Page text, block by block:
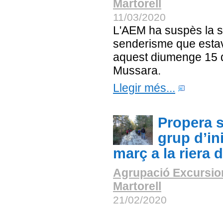
Martorell
11/03/2020
L'AEM ha suspès la
senderisme que
aquest diumenge 15
Mussara.
Llegir més...
Propera
grup
març a la riera
Agrupació
Martorell
21/02/2020